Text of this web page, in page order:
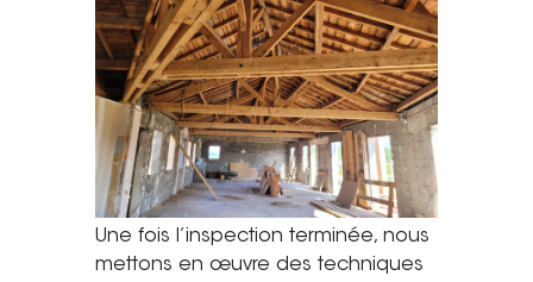
Une fois l’inspection terminée, nous
mettons en œuvre des techniques